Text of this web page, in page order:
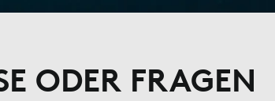
ODER FRAGEN